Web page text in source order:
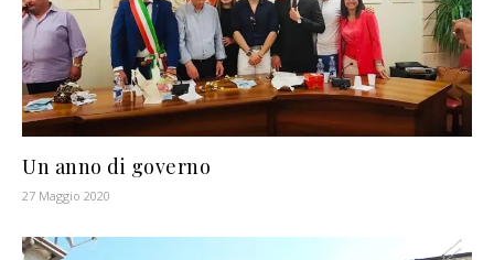
Un anno di governo
27 Maggio 2020